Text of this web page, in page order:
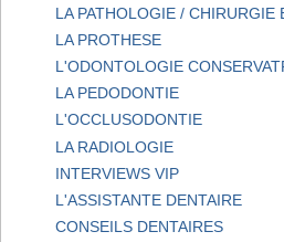
LA PATHOLOGIE / CHIRURGIE
LA PROTHESE
L'ODONTOLOGIE
LA PEDODONTIE
L'OCCLUSODONTIE
LA RADIOLOGIE
INTERVIEWS VIP
L'ASSISTANTE DENTAIRE
CONSEILS DENTAIRES